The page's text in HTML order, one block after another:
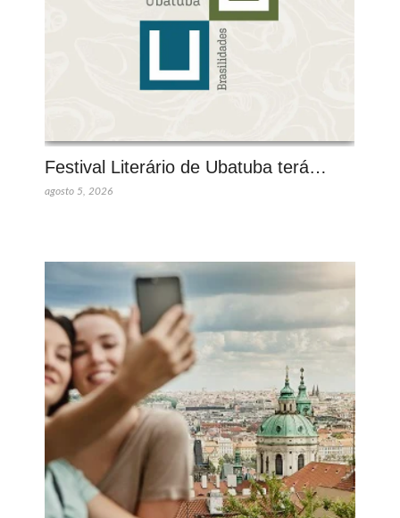
Festival Literário de Ubatuba terá…
agosto 5, 2026